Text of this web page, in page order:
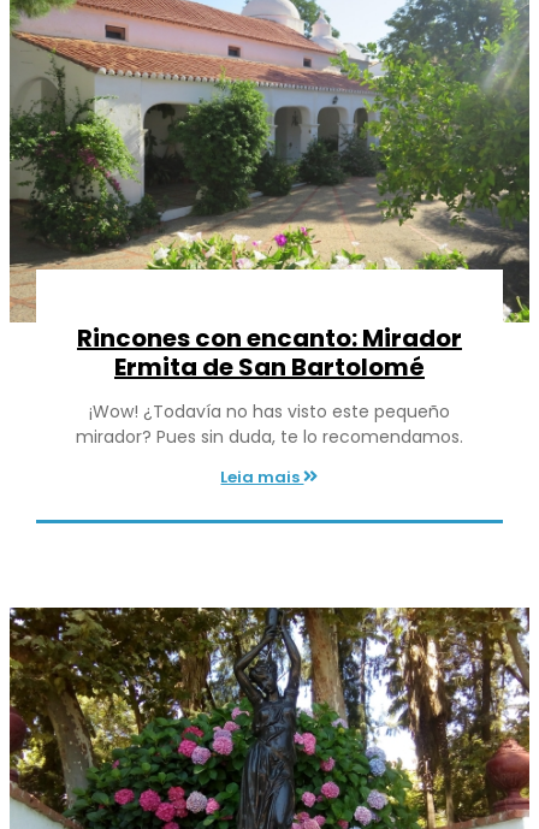
Rincones con encanto: Mirador
Ermita de San Bartolomé
¡Wow! ¿Todavía no has visto este pequeño
mirador? Pues sin duda, te lo recomendamos.
Leia mais